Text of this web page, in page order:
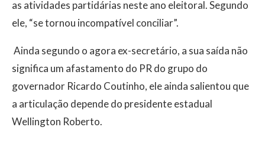
as atividades partidárias neste ano eleitoral. Segundo
ele, “se tornou incompatível conciliar”.
Ainda segundo o agora ex-secretário, a sua saída não
significa um afastamento do PR do grupo do
governador Ricardo Coutinho, ele ainda salientou que
a articulação depende do presidente estadual
Wellington Roberto.